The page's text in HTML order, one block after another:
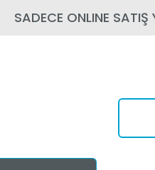
SADECE ONLINE